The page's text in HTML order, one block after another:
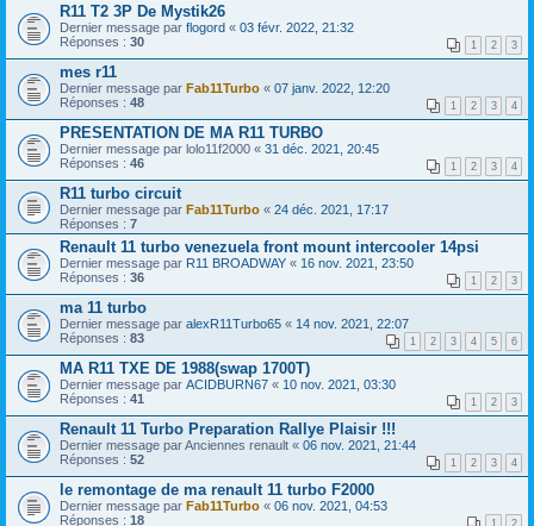
R11 T2 3P De Mystik26
Dernier message par flogord « 03 févr. 2022, 21:32
Réponses : 30 1 2 3
mes r11
Dernier message par Fab11Turbo « 07 janv. 2022, 12:20
Réponses : 48 1 2 3 4
PRESENTATION DE MA R11 TURBO
Dernier message par lolo11f2000 « 31 déc. 2021, 20:45
Réponses : 46 1 2 3 4
R11 turbo circuit
Dernier message par Fab11Turbo « 24 déc. 2021, 17:17
Réponses : 7
Renault 11 turbo venezuela front mount intercooler 14psi
Dernier message par R11 BROADWAY « 16 nov. 2021, 23:50
Réponses : 36 1 2 3
ma 11 turbo
Dernier message par alexR11Turbo65 « 14 nov. 2021, 22:07
Réponses : 83 1 2 3 4 5 6
MA R11 TXE DE 1988(swap 1700T)
Dernier message par ACIDBURN67 « 10 nov. 2021, 03:30
Réponses : 41 1 2 3
Renault 11 Turbo Preparation Rallye Plaisir !!!
Dernier message parAnciennes renault « 06 nov. 2021, 21:44
Réponses : 52 1 2 3 4
le remontage de ma renault 11 turbo F2000
Dernier message par Fab11Turbo « 06 nov. 2021, 04:53
Réponses : 18 1 2